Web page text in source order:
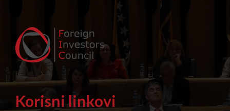
Korisni linkovi